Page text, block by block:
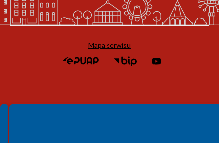
Mapa serwisu
Spełniamy standardy WCAG 2.2
Spełniamy standardy W3C